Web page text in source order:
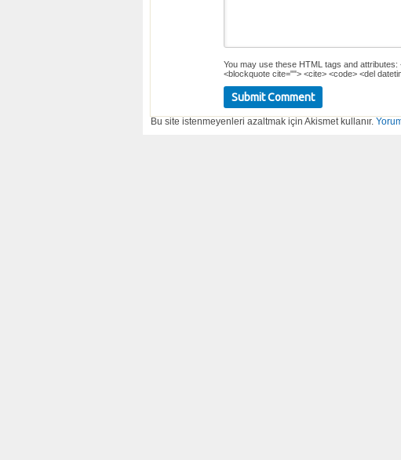
You may use these HTML tags and attributes:
<blockquote cite=""> <cite> <code> <del
Bu site istenmeyenleri azaltmak için Akismet kullanır.